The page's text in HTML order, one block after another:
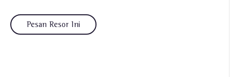
Pesan Resor Ini